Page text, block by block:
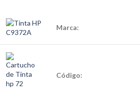
Marca:
Código: